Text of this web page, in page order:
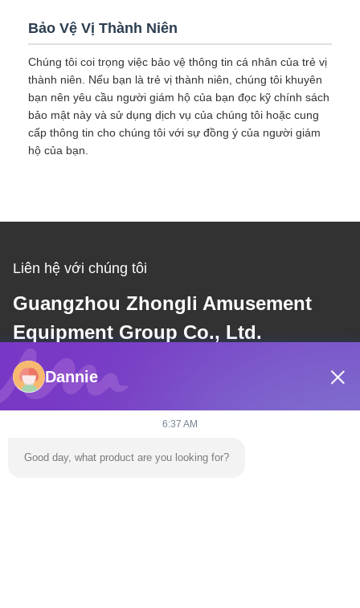
Bảo Vệ Vị Thành Niên
Chúng tôi coi trọng việc bảo vệ thông tin cá nhân của trẻ vị
thành niên. Nếu bạn là trẻ vị thành niên, chúng tôi khuyên
bạn nên yêu cầu người giám hộ của bạn đọc kỹ chính sách
bảo mật này và sử dụng dịch vụ của chúng tôi hoặc cung
cấp thông tin cho chúng tôi với sự đồng ý của người giám
hộ của bạn.
Liên hệ với chúng tôi
Guangzhou Zhongli Amusement
Equipment Group Co., Ltd.
E-mail
dannie@zhongliyoule.com
Dannie
6:37 AM
Good day, what product are you looking for?